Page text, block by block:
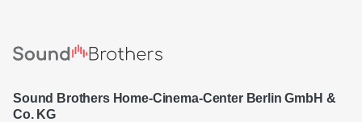
Sound Brothers Home-Cinema-Center Berlin GmbH &
Co. KG